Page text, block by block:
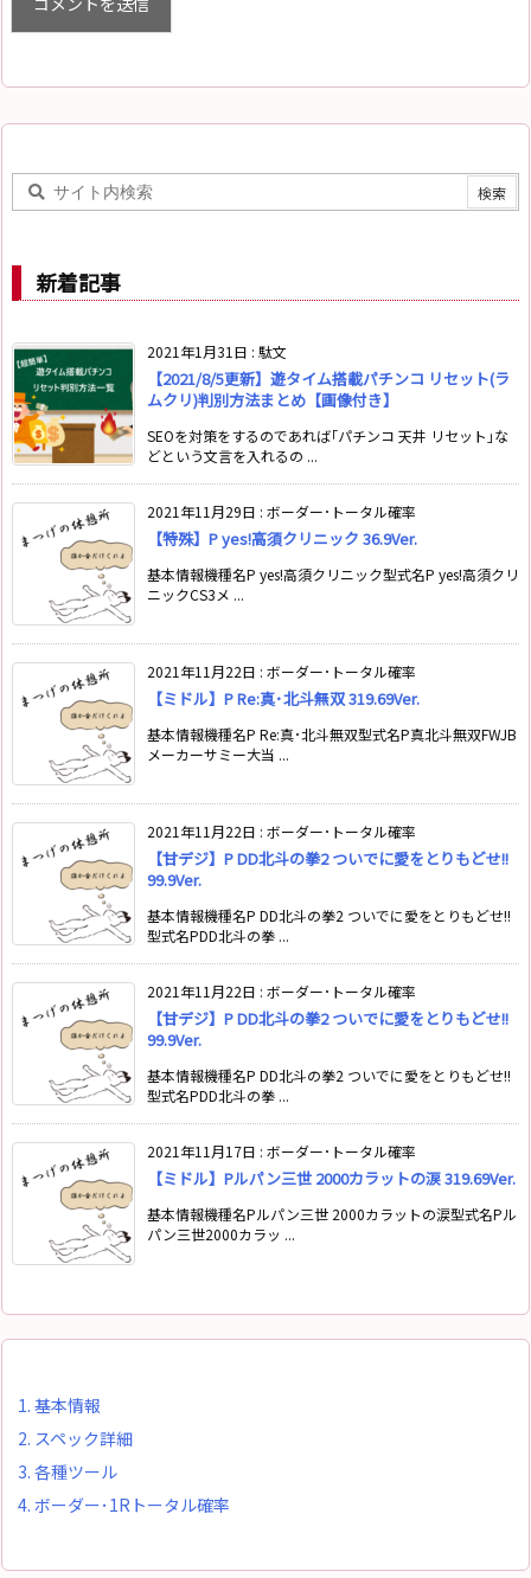
新着記事
2021年1月31日 : 駄文
【2021/8/5更新】遊タイム搭載パチンコ リセット(ラ
ムクリ)判別方法まとめ【画像付き】
SEOを対策をするのであれば｢パチンコ 天井 リセット｣な
どという文言を入れるの ...
2021年11月29日 : ボーダー･トータル確率
【特殊】P yes!高須クリニック 36.9Ver.
基本情報機種名P yes!高須クリニック型式名P yes!高須クリ
ニックCS3メ ...
2021年11月22日 : ボーダー･トータル確率
【ミドル】P Re:真･北斗無双 319.69Ver.
基本情報機種名P Re:真･北斗無双型式名P真北斗無双FWJB
メーカーサミー大当 ...
2021年11月22日 : ボーダー･トータル確率
【甘デジ】P DD北斗の拳2 ついでに愛をとりもどせ!!
99.9Ver.
基本情報機種名P DD北斗の拳2 ついでに愛をとりもどせ!!
型式名PDD北斗の拳 ...
2021年11月22日 : ボーダー･トータル確率
【甘デジ】P DD北斗の拳2 ついでに愛をとりもどせ!!
99.9Ver.
基本情報機種名P DD北斗の拳2 ついでに愛をとりもどせ!!
型式名PDD北斗の拳 ...
2021年11月17日 : ボーダー･トータル確率
【ミドル】Pルパン三世 2000カラットの涙 319.69Ver.
基本情報機種名Pルパン三世 2000カラットの涙型式名Pル
パン三世2000カラッ ...
1. 基本情報
2. スペック詳細
3. 各種ツール
4. ボーダー･1Rトータル確率